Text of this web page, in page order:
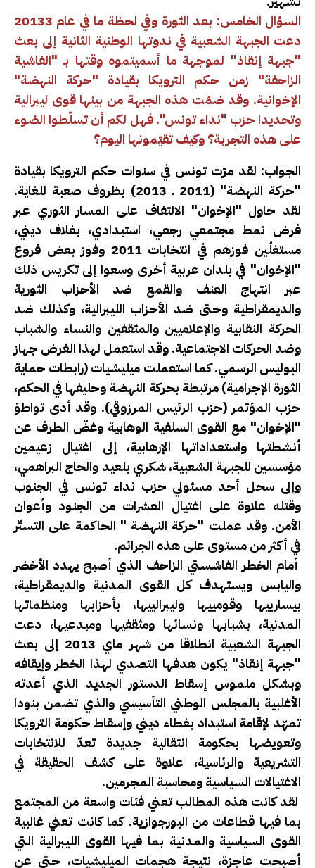
السؤال الخامس: بعد الثورة وفي لحظة ما في عام 20133
دعت الجبهة الشعبية في ندوتها الوطنية الثانية إلى بعث
"جبهة إنقاذ" لموجهة ما أسميتموه وقتها بـ "الفاشية
الزاحفة" زمن حكم الترويكا بقيادة "حركة النهضة"
الإخوانية. وقد ضمّت هذه الجبهة من بينها قوى ليبرالية
وتحديدا حزب "نداء تونس". فهل لكم أن تسلّطوا الضوء
على هذه التجربة؟ وكيف تقيّمونها اليوم؟
الجواب: لقد مرّت تونس في سنوات حكم الترويكا بقيادة
"حركة النهضة" (2011 ـ 2013) بظروف صعبة للغاية.
لقد حاول "الإخوان" الالتفاف على المسار الثوري عبر
فرض نمط مجتمعي رجعي، استبدادي، بغلاف ديني،
مستغلّين فوزهم في انتخابات 2011 وفوز بعض فروع
"الإخوان" في بلدان عربية أخرى وسعوا إلى تكريس ذلك
عبر انتهاج العنف والقمع ضد الأحزاب الثورية
والديمقراطية وحتى ضد الأحزاب الليبرالية، وكذلك ضد
الحركة النقابية والإعلاميين والمثقفين والنساء والشباب
وضد الحركات الاجتماعية. وقد استعمل لهذا الغرض جهاز
البوليس الرسمي. كما استعملت ميليشيات (رابطات حماية
الثورة الإجرامية) مرتبطة بحركة النهضة وحليفها في الحكم،
حزب المؤتمر (حزب الرئيس المرزوقي). وقد أدى تواطؤ
"الإخوان" مع القوى السلفية الوهابية وغضّ الطرف عن
أنشطتها واستعداداتها الإرهابية، إلى اغتيال زعيمين
مؤسسين للجبهة الشعبية، شكري بلعيد والحاج البراهمي،
وإلى سحل أحد مسئولي حزب نداء تونس في الجنوب
وقتله علاوة على اغتيال العشرات من الجنود وأعوان
الأمن. وقد عملت "حركة النهضة " الحاكمة على التستّر
في أكثر من مستوى على هذه الجرائم.
أمام الخطر الفاشستي الزاحف الذي أصبح يهدد الأخضر
واليابس ويستهدف كل القوى المدنية والديمقراطية،
بيسارييها وقومييها وليبرالييها، بأحزابها ومنظماتها
المدنية، بشبابها ونسائها ومثقفيها ومبدعيها، دعت
الجبهة الشعبية انطلاقا من شهر ماي 2013 إلى بعث
"جبهة إنقاذ" يكون هدفها التصدي لهذا الخطر وإيقافه
وبشكل ملموس إسقاط الدستور الجديد الذي أعدته
الأغلبية بالمجلس الوطني التأسيسي والذي تضمن بنودا
تمهّد لإقامة استبداد بغطاء ديني وإسقاط حكومة الترويكا
وتعويضها بحكومة انتقالية جديدة تعدّ للانتخابات
التشريعية والرئاسية، علاوة على كشف الحقيقة في
الاغتيالات السياسية ومحاسبة المجرمين.
لقد كانت هذه المطالب تعني فئات واسعة من المجتمع
بما فيها قطاعات من البورجوازية. كما كانت تعني غالبية
القوى السياسية والمدنية بما فيها القوى الليبرالية التي
أصبحت عاجزة، نتيجة هجمات الميليشيات، حتى عن